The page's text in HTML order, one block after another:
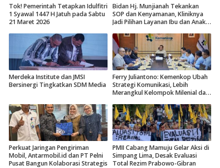
Tok! Pemerintah Tetapkan Idulfitri
1 Syawal 1447 H Jatuh pada Sabtu
21 Maret 2026
Bidan Hj. Munjianah Tekankan
SOP dan Kenyamanan, Kliniknya
Jadi Pilihan Layanan Ibu dan Anak
Merdeka Institute dan JMSI
Bersinergi Tingkatkan SDM Media
Ferry Juliantono: Kemenkop Ubah
Strategi Komunikasi, Lebih
Merangkul Kelompok Milenial dan
Perkuat Jaringan Pengiriman
Mobil, Antarmobil.id dan PT Pelni
Pusat Bangun Kolaborasi Strategis
PMII Cabang Mamuju Gelar Aksi di
Simpang Lima, Desak Evaluasi
Total Rezim Prabowo-Gibran